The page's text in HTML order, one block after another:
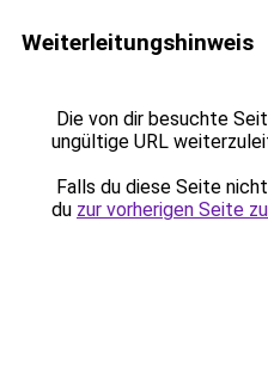
Weiterleitungshinweis
Die von dir besuchte
ungültige URL
Falls du diese Seite
du zur vorherigen Seite